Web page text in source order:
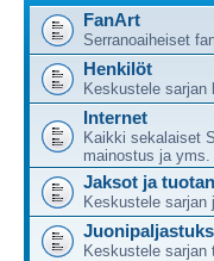
FanArt
Serranoaiheiset
Henkilöt
Keskustele sarjan
Internet
Kaikki sekalaiset
mainostus ja yms.
Jaksot ja
Keskustele
Keskustele